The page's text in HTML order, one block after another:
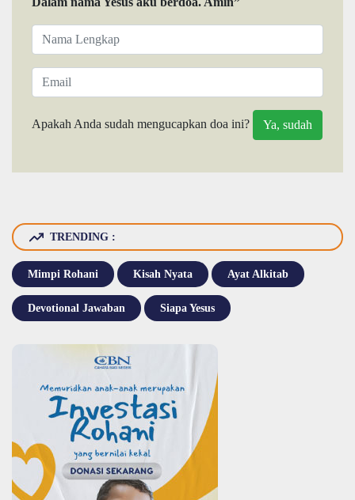
Apakah Anda sudah mengucapkan doa ini?
TRENDING :
Mimpi Rohani Kisah Nyata Ayat Alkitab
Devotional Jawaban Siapa Yesus